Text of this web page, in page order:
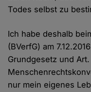
Todes selbst zu
Ich habe deshalb
(BVerfG) am
Grundgesetz und
nur mein eigenes